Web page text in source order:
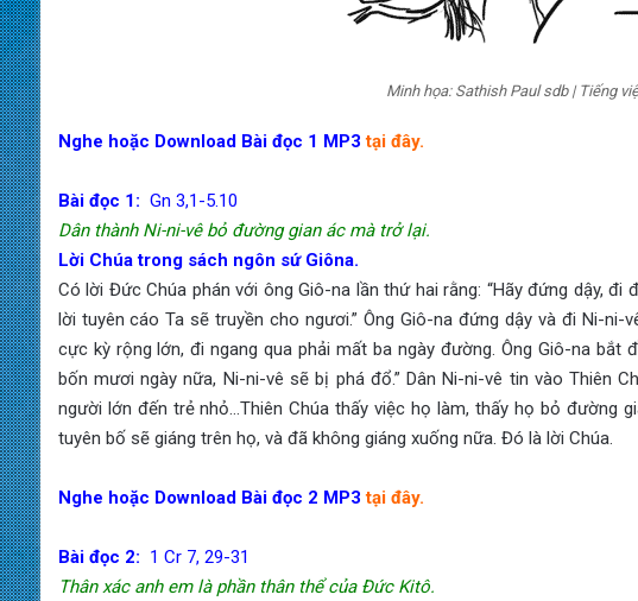
Minh họa: Sathish Paul sdb | Tiếng
Nghe hoặc Download Bài đọc 1 MP3tại đây.
Bài đọc 1: Gn 3,1-5.10
Dân thành Ni-ni-vê bỏ đường gian ác mà trở lại.
Lời Chúa trong sách ngôn sứ Giôna.
Có lời Đức Chúa phán với ông Giô-na lần thứ hai rằng: “Hãy đứng dậy,
lời tuyên cáo Ta sẽ truyền cho ngươi.” Ông Giô-na đứng dậy và đi Ni-
cực kỳ rộng lớn, đi ngang qua phải mất ba ngày đường. Ông Giô-na bắt
bốn mươi ngày nữa, Ni-ni-vê sẽ bị phá đổ.” Dân Ni-ni-vê tin vào Thiên
người lớn đến trẻ nhỏ…Thiên Chúa thấy việc họ làm, thấy họ bỏ đường
tuyên bố sẽ giáng trên họ, và đã không giáng xuống nữa. Đó là lời Chúa.
Nghe hoặc Download Bài đọc 2 MP3 tại đây.
Bài đọc 2: 1 Cr 7, 29-31
Thân xác anh em là phần thân thể của Đức Kitô.